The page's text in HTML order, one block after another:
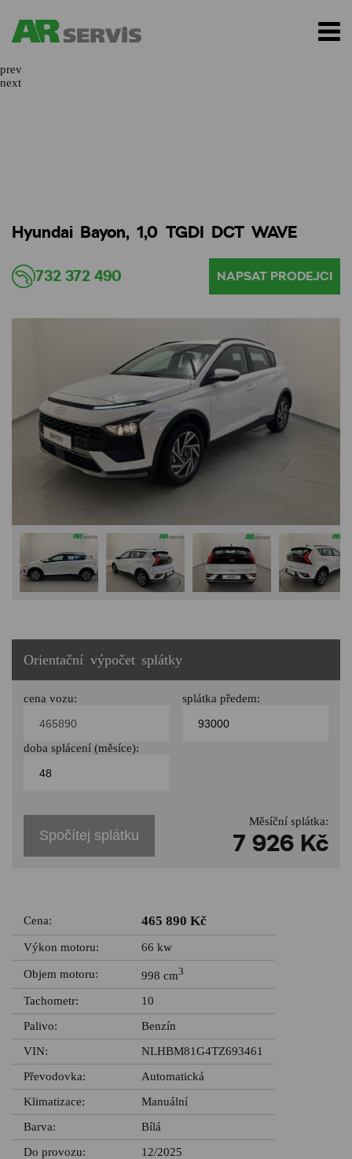
prev
next
Hyundai Bayon, 1,0 TGDI DCT WAVE
732 372 490 NAPSAT PRODEJCI
Orientační výpočet splátky
cena vozu: splátka předem:
doba splácení (měsíce):
Spočítej splátku
Měsíční splátka:
7 926 Kč
Cena: 465 890 Kč
Výkon motoru: 66 kw
Objem motoru: 998 cm3
Tachometr:
10
Palivo:
Benzín
VIN:
NLHBM81G4TZ693461
Převodovka:
Automatická
Klimatizace:
Manuální
Barva:
Bílá
Do provozu:
12/2025